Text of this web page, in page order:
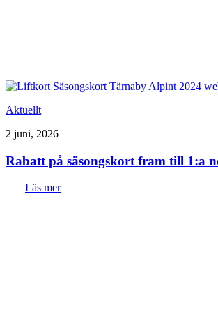
Aktuellt
2 juni, 2026
Rabatt på säsongskort fram till 1:a
Läs mer